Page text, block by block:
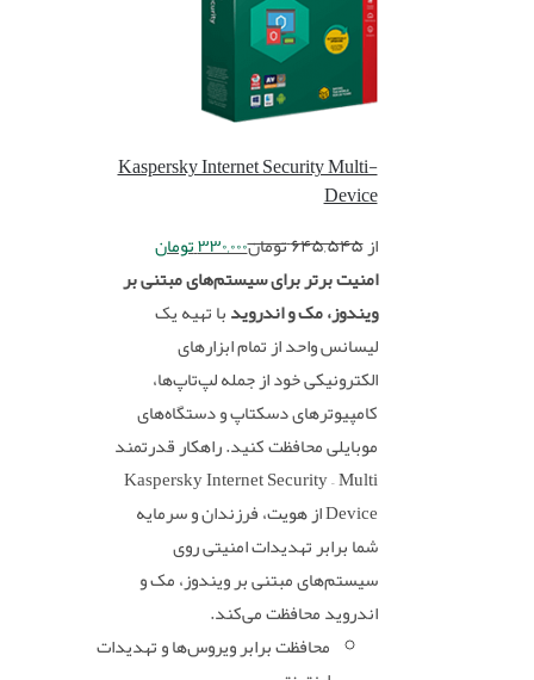
Kaspersky Internet Security Multi-
Device
از۶۴۵,۵۴۵تومان۳۳۰,۰۰۰تومان
امنیت برتر برای سیستم‌های مبتنی بر
ویندوز، مک و اندرویدبا تهیه یک
لیسانس واحد از تمام ابزارهای
الکترونیکی خود از جمله لپ‌تاپ‌ها،
کامپیوترهای دسکتاپ و دستگاه‌های
موبایلی محافظت کنید. راهکار قدرتمند
Kaspersky Internet Security – Multi
Device از هویت، فرزندان و سرمایه
شما برابر تهدیدات امنیتی روی
سیستم‌های مبتنی بر ویندوز، مک و
اندروید محافظت می‌کند.
محافظت برابر ویروس‌ها و تهدیدات